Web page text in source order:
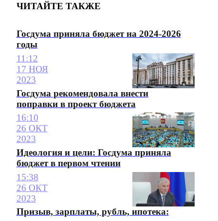
ЧИТАЙТЕ ТАКЖЕ
Госдума приняла бюджет на 2024-2026
годы
11:12
17 НОЯ
2023
Госдума рекомендовала внести
поправки в проект бюджета
16:10
26 ОКТ
2023
Идеология и цели: Госдума приняла
бюджет в первом чтении
15:38
26 ОКТ
2023
Призыв, зарплаты, рубль, ипотека: